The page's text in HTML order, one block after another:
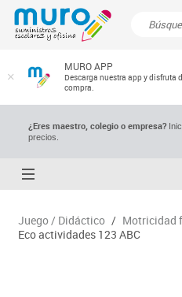
MURO APP
Descarga nuestra app y disfruta
compra.
¿Eres maestro, colegio o empresa?
precios.
Juego / Didáctico / Motricidad
Eco actividades 123 ABC